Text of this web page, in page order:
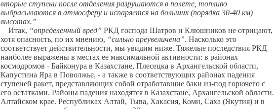
вторые ступени после отделения разрушаются в полете, топливо
выбрасываются в атмосферу и испаряется на больших (порядка 30-40 км)
высотах.”
Итак, “определенный вред” РКД господа Шатров и Клюшников не отрицают,
хотя опасность, по их мнению, “сильно преувеличена”. Насколько это
соответствует действительности, мы увидим ниже. Тяжелые последствия РКД
наиболее выражены в местах ее максимальной активности: в районах
космодромов - Байконура в Казахстане, Плесецка в Архангельской области,
Капустина Яра в Поволжье, - а также в соответствующих районах падения
ступеней ракет, представляющих собой отработавшие баки из-под горючего с
его остатками. Районы падения находятся в Казахстане, Архангельской области.
Алтайском крае. Республиках Алтай, Тыва, Хакасия, Коми, Саха (Якутия) и в